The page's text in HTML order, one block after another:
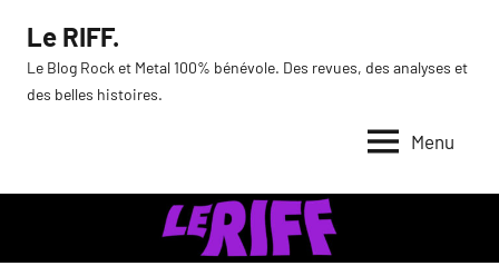
contenu
Le RIFF.
Le Blog Rock et Metal 100% bénévole. Des revues, des analyses et
des belles histoires.
Menu